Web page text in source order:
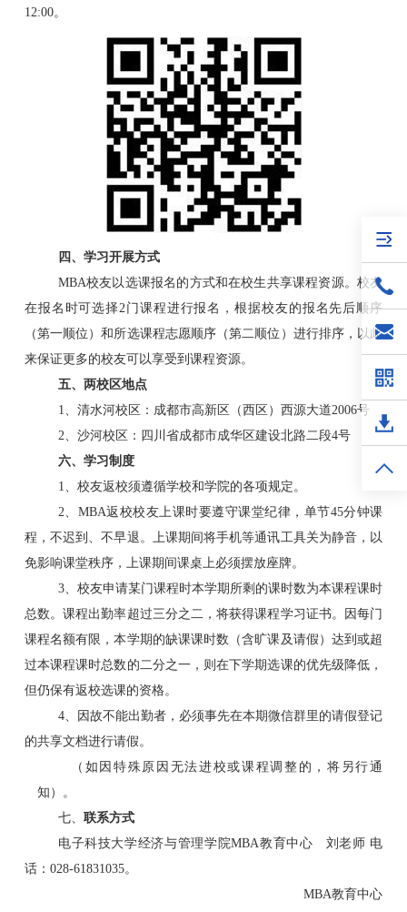
12:00。
四、学习开展方式
MBA校友以选课报名的方式和在校生共享课程资源。校友
在报名时可选择2门课程进行报名，根据校友的报名先后顺序
（第一顺位）和所选课程志愿顺序（第二顺位）进行排序，以此
来保证更多的校友可以享受到课程资源。
五、两校区地点
1、清水河校区：成都市高新区（西区）西源大道2006号
2、沙河校区：四川省成都市成华区建设北路二段4号
六、学习制度
1、校友返校须遵循学校和学院的各项规定。
2、MBA返校校友上课时要遵守课堂纪律，单节45分钟课
程，不迟到、不早退。上课期间将手机等通讯工具关为静音，以
免影响课堂秩序，上课期间课桌上必须摆放座牌。
3、校友申请某门课程时本学期所剩的课时数为本课程课时
总数。课程出勤率超过三分之二，将获得课程学习证书。因每门
课程名额有限，本学期的缺课课时数（含旷课及请假）达到或超
过本课程课时总数的二分之一，则在下学期选课的优先级降低，
但仍保有返校选课的资格。
4、因故不能出勤者，必须事先在本期微信群里的请假登记
的共享文档进行请假。
（如因特殊原因无法进校或课程调整的，将另行通
知）。
七、 联系方式
电子科技大学经济与管理学院MBA教育中心 刘老师 电
话：028-61831035。
MBA教育中心